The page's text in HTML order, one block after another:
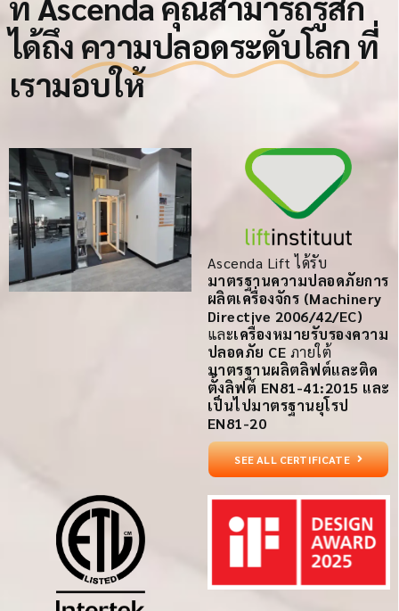
ได้ถึง ความปลอดระดับโลก ที่
เรามอบให้
Ascenda Lift ได้รับ
มาตรฐานความปลอดภัยการ
ผลิตเครื่องจักร (Machinery
Directive 2006/42/EC)
และเครื่องหมายรับรองความ
ปลอดภัย CE ภายใต้
มาตรฐานผลิตลิฟต์และติด
ตั้งลิฟต์ EN81-41:2015 และ
เป็นไปมาตรฐานยุโรป
EN81-20
SEE ALL CERTIFICATE